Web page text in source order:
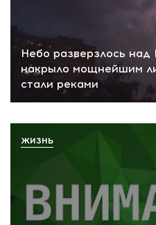
Небо разверзлось
накрыло мощнейшим
стали реками
ЖИЗНЬ